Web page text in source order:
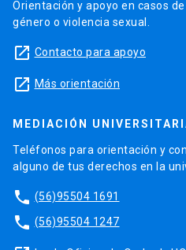
Orientación y apoyo en casos
género o violencia sexual.
launch Contacto para apoyo
launch Más orientación
MEDIACIÓN
Teléfonos para orientación y
alguno de tus derechos en la
phone (56)95504 1691
phone (56)95504 1247